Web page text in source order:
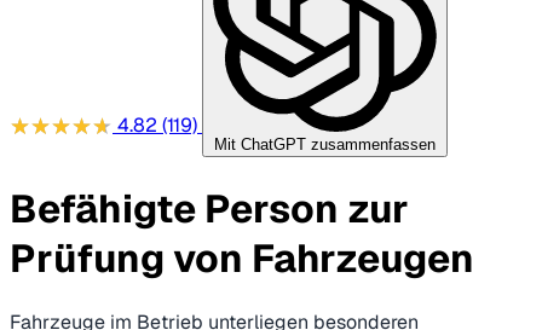
4.82 (119)
Mit ChatGPT zusammenfassen
Befähigte Person zur
Prüfung von Fahrzeugen
Fahrzeuge im Betrieb unterliegen besonderen